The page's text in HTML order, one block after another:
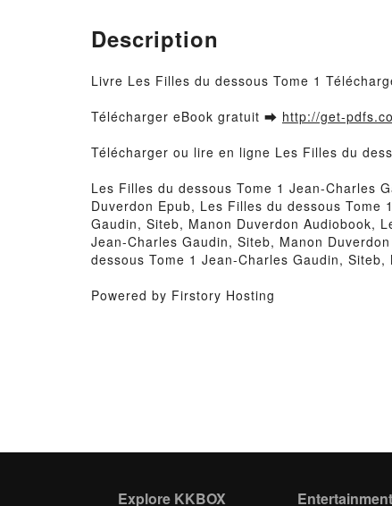
Description
Livre Les Filles du dessous Tome 1
Télécharger eBook gratuit ➡ http://get-
Télécharger ou lire en ligne Les Filles du
Les Filles du dessous Tome 1 Jean-Charles
Duverdon Epub, Les Filles du dessous
Gaudin, Siteb, Manon Duverdon Audiobook,
Jean-Charles Gaudin, Siteb, Manon
dessous Tome 1 Jean-Charles Gaudin,
Powered by Firstory Hosting
Explore KKBOX